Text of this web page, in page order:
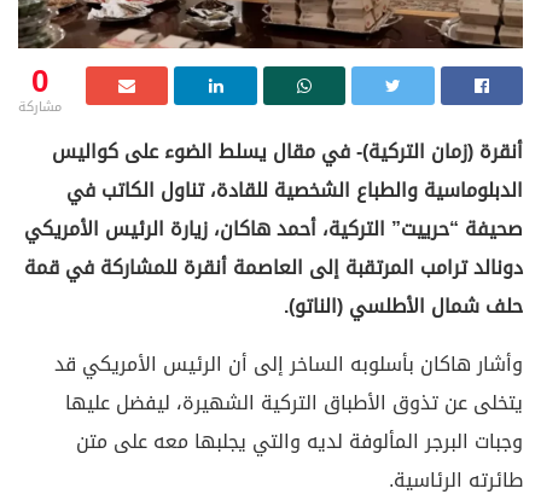
0
مشاركة
أنقرة (زمان التركية)- في مقال يسلط الضوء على كواليس
الدبلوماسية والطباع الشخصية للقادة، تناول الكاتب في
صحيفة “حرييت” التركية، أحمد هاكان، زيارة الرئيس الأمريكي
دونالد ترامب المرتقبة إلى العاصمة أنقرة للمشاركة في قمة
حلف شمال الأطلسي (الناتو).
وأشار هاكان بأسلوبه الساخر إلى أن الرئيس الأمريكي قد
يتخلى عن تذوق الأطباق التركية الشهيرة، ليفضل عليها
وجبات البرجر المألوفة لديه والتي يجلبها معه على متن
طائرته الرئاسية.